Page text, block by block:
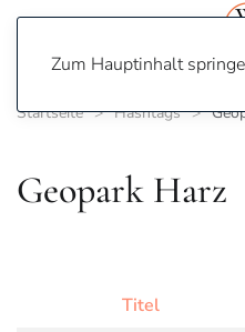
Zum Hauptinhalt
Startseite Hashtags
Geopark Harz
Titel